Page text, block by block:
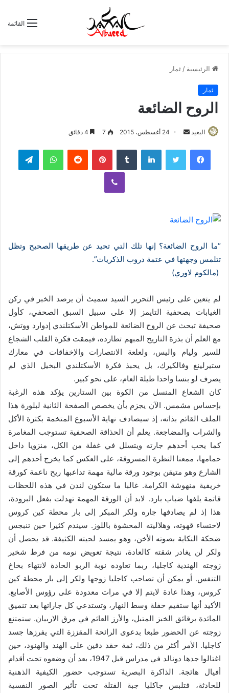
القائمة
الرئيسية / ثمار
ثمار
الروح الضائعة
البعيد
س
ل
د
إ
ت
و
ن
ي
ا
24 أغسطس، 2015 7
لينكدإن بينتيريست واتساب
ڤايبر
“ما الروح الضائعة؟ إنها تلك التي تحيد عن طريقها الصحيح وتظل
تتلمس وجهتها في عتمة دروب الذكريات”.
(مالكوم لاوري)
لم يتعين على رئيس التحرير السيد سميث أن يرصد الخبر في ركن
الغيابات بصحفية التايمز إلا على سبيل السبق الصحفي، كأول
صحيفة تبحث عن الروح الضائعة للمواطن الأسكتلندي إدوارد ووتش،
مع العلم أن بذرة التاريخ المبهم تطارده، فيمقت فكرة القلب الشجاع
للسير وليام واليس، ولعلعة الانتصارات والإخفاقات في معارك
ستيرلينغ وفالكيرك، بل يحبذ فكرة الأسكتلندي البخيل الذي لم
يصرف لو بنسا واحدا طيلة العام، على نحو كبير.
كان الشعاع المنسل من الكوة بين الستارين يؤكد هذه الرغبة
بإحساس مشمس. الآن يجزم بأن يخصص الصفحة الثانية لبلورة هذا
الملف القائم بذاته، إذ سيصادف نهاية الأسبوع المتخمة بكثرة الأكل
والشراب والمضاجعة. يعلم أن الحذاقة الصحفية تستوجب المغامرة
كما يحب أحدهم جارته ويتسلل في غفلة من الكل، منزويا داخل
حمامها، ممعنا النظرة المسروقة، على العكس كما يخرج أحدهم إلى
الشارع وهو متيقن بوجود ورقة مالية مهمة تداعبها ريح ناعمة كورقة
خريفية منهوشة الكرامة. غالبا ما ستكون لندن في هذه اللحظات
قاتمة يلفها ضباب بارد. لابد أن الورقة المهمة تهدلت بفعل البرودة،
هذا إذ لم يصادفها جاره ولكر المبكر إلى بار محطة كين كروس
لاحتساء قهوته، وهلاليته المحشوة باللوز. سيندم كثيرا حين تنبجس
ضحكة النكاية بصوته الأخن، وهو يمسد لحيته الكثيفة. قد يحصل أن
ولكر لن يغادر شقته كالعادة، نتيجة تعويض نومه من فرط شخير
زوجته الهندية كاجليا، ربما تعاوده نوبة الربو الحادة لانتهاء بخاخ
التنفس. أو يمكن أن تصاحب كاجليا زوجها ولكر إلى بار محطة كين
كروس، وهذا عادة لايتم إلا في مرات معدودة على رؤوس الأصابع.
الأكيد أنها ستقيم حفلة وسط النهار، وتستدعي كل جاراتها بعد تنميق
المائدة برقائق الخبز المتبل، والأرز العائم في مرق الاربيان. ستمتنع
زوجته عن الحضور طبعا بدعوى الرائحة المقززة التي يفرزها جسد
كاجليا. الأمر أكثر من ذلك، ثمة حقد دفين على الهند والهنود، حين
اغتالوا جدها دونالد في مدراس قبل 1947، بعد أن وضعوه تحت أقدام
أفيال هائجة. الذاكرة البصرية تستوجب حضور الكيفية الذهنية
للحادثة، فتلبس جاكليا جبة القتلة تحت تأثير الصور النفسية